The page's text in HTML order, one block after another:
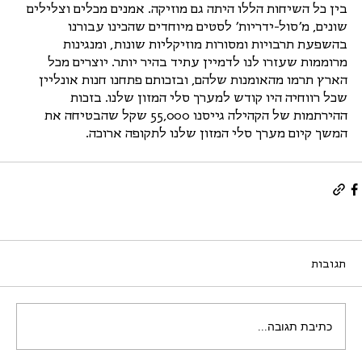
בין כל השיחות הללו היתה גם מוזיקה. אמנים מכלים וצלילים
שונים, מ׳סול-ידריות׳ לסטים מיוחדים שהכינו עבורנו
בהשפעת תרבויות ומסורות מוזיקליות שונות, ומנגינות
מרוממות שעזרו לנו לדמיין עתיד בהיר יותר. יוצרים מכל
הארץ תרמו מהאומנות שלהם, ובזכותם פתחנו חנות אונליין
שכל רווחיה היו קודש למערך סלי המזון שלנו. בזכות
ההירתמות של הקהילה גייסנו 55,000 שקל שהבטיחה את
המשך קיום מערך סלי המזון שלנו לתקופה ארוכה.
תגובות
כתיבת תגובה...